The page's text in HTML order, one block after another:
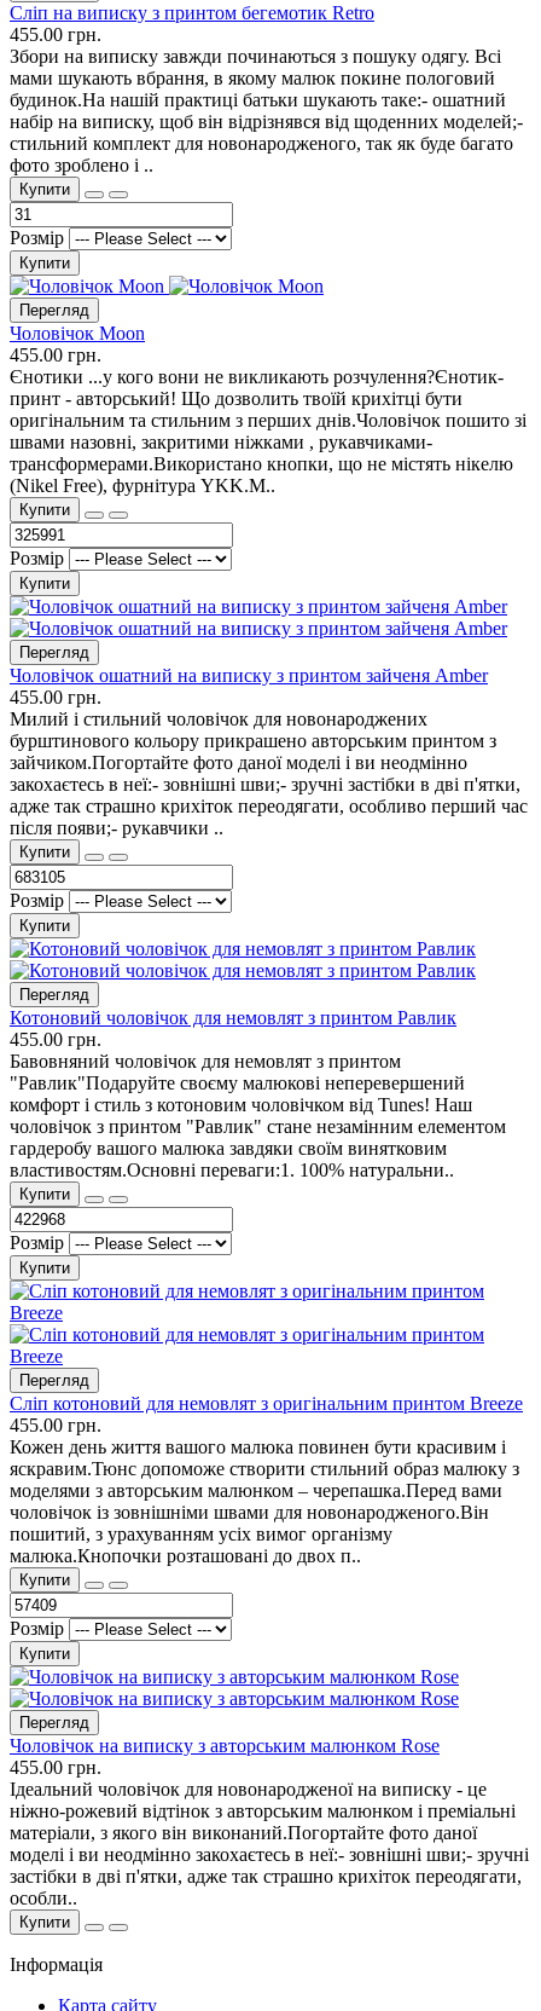
Сліп на виписку з принтом бегемотик Retro
455.00 грн.
Збори на виписку завжди починаються з пошуку одягу. Всі
мами шукають вбрання, в якому малюк покине пологовий
будинок.На нашій практиці батьки шукають таке:- ошатний
набір на виписку, щоб він відрізнявся від щоденних моделей;-
стильний комплект для новонародженого, так як буде багато
фото зроблено і ..
Купити
Розмір
Купити
Перегляд
Чоловічок Moon
455.00 грн.
Єнотики ...у кого вони не викликають розчулення?Єнотик-
принт - авторський! Що дозволить твоїй крихітці бути
оригінальним та стильним з перших днів.Чоловічок пошито зі
швами назовні, закритими ніжками , рукавчиками-
трансформерами.Використано кнопки, що не містять нікелю
(Nikel Free), фурнітура YKK.М..
Купити
Розмір
Купити
Перегляд
Чоловічок ошатний на виписку з принтом зайченя Amber
455.00 грн.
Милий і стильний чоловічок для новонароджених
бурштинового кольору прикрашено авторським принтом з
зайчиком.Погортайте фото даної моделі і ви неодмінно
закохаєтесь в неї:- зовнішні шви;- зручні застібки в дві п'ятки,
адже так страшно крихіток переодягати, особливо перший час
після появи;- рукавчики ..
Купити
Розмір
Купити
Перегляд
Котоновий чоловічок для немовлят з принтом Равлик
455.00 грн.
Бавовняний чоловічок для немовлят з принтом
"Равлик"Подаруйте своєму малюкові неперевершений
комфорт і стиль з котоновим чоловічком від Tunes! Наш
чоловічок з принтом "Равлик" стане незамінним елементом
гардеробу вашого малюка завдяки своїм винятковим
властивостям.Основні переваги:1. 100% натуральни..
Купити
Розмір
Купити
Перегляд
Сліп котоновий для немовлят з оригінальним принтом Breeze
455.00 грн.
Кожен день життя вашого малюка повинен бути красивим і
яскравим.Тюнс допоможе створити стильний образ малюку з
моделями з авторським малюнком – черепашка.Перед вами
чоловічок із зовнішніми швами для новонародженого.Він
пошитий, з урахуванням усіх вимог організму
малюка.Кнопочки розташовані до двох п..
Купити
Розмір
Купити
Перегляд
Чоловічок на виписку з авторським малюнком Rose
455.00 грн.
Ідеальний чоловічок для новонародженої на виписку - це
ніжно-рожевий відтінок з авторським малюнком і преміальні
матеріали, з якого він виконаний.Погортайте фото даної
моделі і ви неодмінно закохаєтесь в неї:- зовнішні шви;- зручні
застібки в дві п'ятки, адже так страшно крихіток переодягати,
особли..
Купити
Інформація
Карта сайту